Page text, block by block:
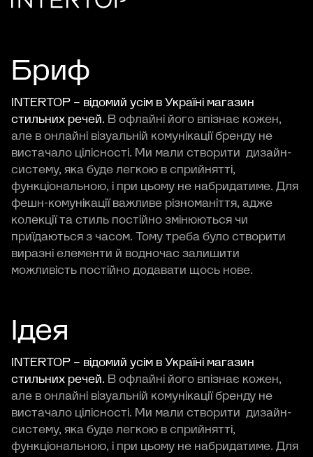
Бриф
INTERTOP – відомий усім в Україні магазин
стильних речей. В офлайні його впізнає кожен,
але в онлайні візуальній комунікації бренду не
вистачало цілісності. Ми мали створити дизайн-
систему, яка буде легкою в сприйнятті,
функціональною, і при цьому не набридатиме. Для
фешн-комунікації важливе різноманіття, адже
колекції та стиль постійно змінюються чи
приїдаються з часом. Тому треба було створити
виразні елементи й водночас залишити
можливість постійно додавати щось нове.
Ідея
INTERTOP – відомий усім в Україні магазин
стильних речей. В офлайні його впізнає кожен,
але в онлайні візуальній комунікації бренду не
вистачало цілісності. Ми мали створити дизайн-
систему, яка буде легкою в сприйнятті,
функціональною, і при цьому не набридатиме. Для